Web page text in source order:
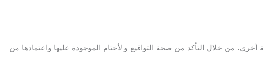
من خلال التأكد من صحة التواقيع والأختام الموجودة عليها واعتمادها من